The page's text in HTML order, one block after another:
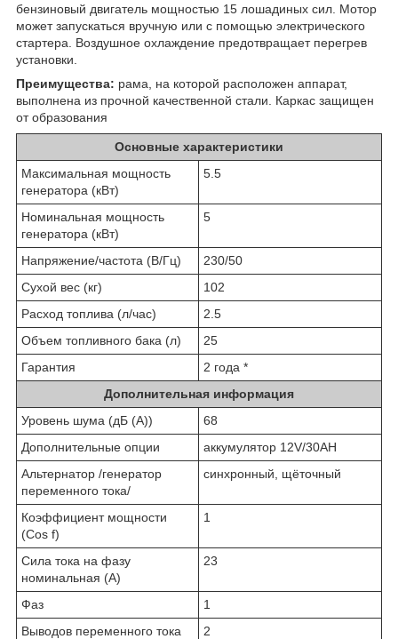
бензиновый двигатель мощностью 15 лошадиных сил. Мотор
может запускаться вручную или с помощью электрического
стартера. Воздушное охлаждение предотвращает перегрев
установки.
Преимущества: рама, на которой расположен аппарат,
выполнена из прочной качественной стали. Каркас защищен
от образования
Основные характеристики
Максимальная мощность
генератора (кВт)
5.5
Номинальная мощность
генератора (кВт)
5
Напряжение/частота (В/Гц)
230/50
Сухой вес (кг)
102
Расход топлива (л/час)
2.5
Объем топливного бака (л)
25
Гарантия
2 года *
Дополнительная информация
Уровень шума (дБ (А))
68
Дополнительные опции
аккумулятор 12V/30AH
Альтернатор /генератор
переменного тока/
синхронный, щёточный
Коэффициент мощности
(Cos f)
1
Сила тока на фазу
номинальная (А)
23
Фаз
1
Выводов переменного тока
2